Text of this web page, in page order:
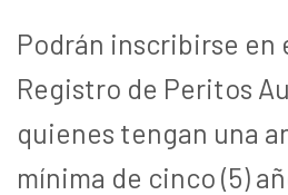
Podrán inscribirse en
Registro de Peritos
quienes tengan una
mínima de cinco (5)